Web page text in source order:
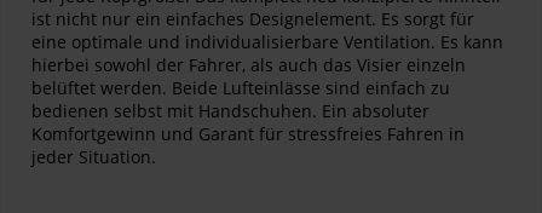
ist nicht nur ein einfaches Designelement. Es sorgt für
eine optimale und individualisierbare Ventilation. Es kann
hierbei sowohl der Fahrer, als auch das Visier einzeln
belüftet werden. Beide Lufteinlässe sind einfach zu
bedienen selbst mit Handschuhen. Ein absoluter
Komfortgewinn und Garant für stressfreies Fahren in
jeder Situation.